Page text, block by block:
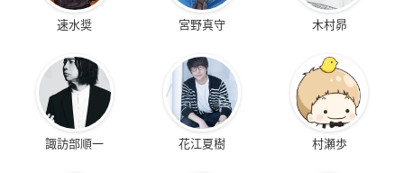
速水奨 宮野真守 木村昴
諏訪部順一 花江夏樹 村瀬歩